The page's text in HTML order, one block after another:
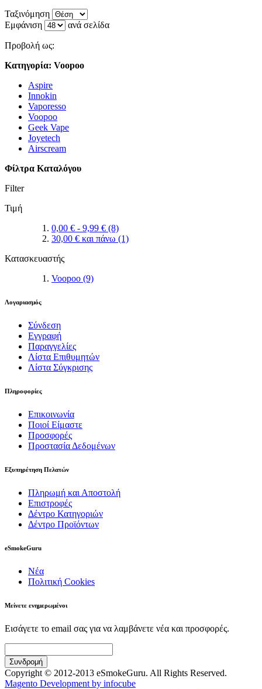
Ταξινόμηση
Εμφάνιση
ανά σελίδα
Προβολή ως:
Κατηγορία: Voopoo
Aspire
Innokin
Vaporesso
Voopoo
Geek Vape
Joyetech
Airscream
Φίλτρα Καταλόγου
Filter
Τιμή
0,00 € - 9,99 € (8)
30,00 € και πάνω (1)
Κατασκευαστής
Voopoo (9)
Λογαριασμός
Σύνδεση
Εγγραφή
Παραγγελίες
Λίστα Επιθυμητών
Λίστα Σύγκρισης
Πληροφορίες
Επικοινωνία
Ποιοί Είμαστε
Προσφορές
Προστασία Δεδομένων
Εξυπηρέτηση Πελατών
Πληρωμή και Αποστολή
Επιστροφές
Δέντρο Κατηγοριών
Δέντρο Προϊόντων
eSmokeGuru
Νέα
Πολιτική Cookies
Μείνετε ενημερωμένοι
Εισάγετε το email σας για να λαμβάνετε νέα και προσφορές.
Συνδρομή
Copyright © 2012-2013 eSmokeGuru. All Rights Reserved.
Magento Development by infocube